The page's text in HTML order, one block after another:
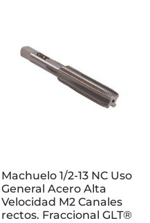
Machuelo 1/2-13 NC Uso
General Acero Alta
Velocidad M2 Canales
rectos. Fraccional GLT®